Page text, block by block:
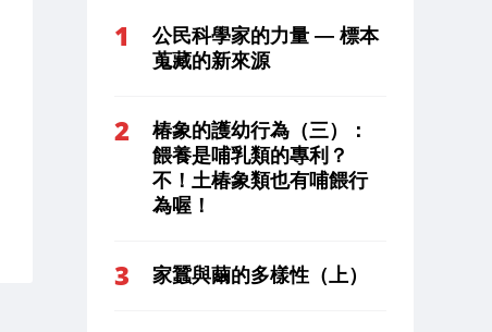
公民科學家的力量 — 標本
蒐藏的新來源
椿象的護幼行為（三）：
餵養是哺乳類的專利？
不！土椿象類也有哺餵行
為喔！
家蠶與繭的多樣性（上）